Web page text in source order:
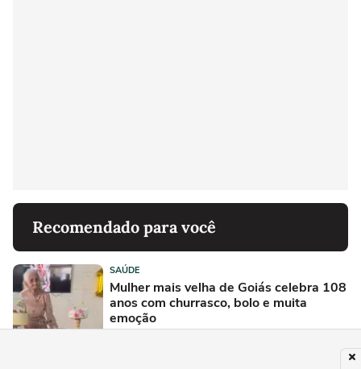
Recomendado para você
SAÚDE
Mulher mais velha de Goiás celebra 108
anos com churrasco, bolo e muita
emoção